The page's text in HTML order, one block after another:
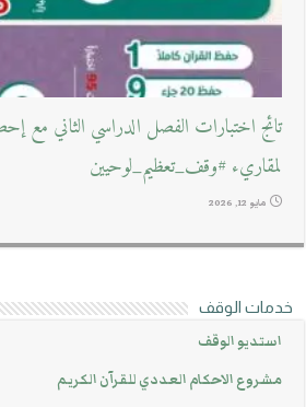
تائج اختبارات الفصل الدراسي الثاني مع
لمقاريء #وقف_تعظيم_لوحيين
مايو 12, 2026
خدمات الوقف
استديو الوقف
مشروع الاحكام العددي للقرآن الكريم